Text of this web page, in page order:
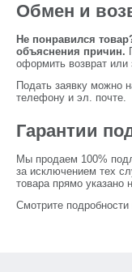
Обмен и
Не понравился
объяснения причин.
оформить возврат или
Подать заявку можно
телефону и эл. почте.
Гарантии
Мы продаем 100%
за исключением тех
товара прямо указано
Смотрите подробности